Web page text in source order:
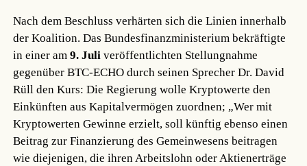
Nach dem Beschluss verhärten sich die Linien innerhalb
der Koalition. Das Bundesfinanzministerium bekräftigte
in einer am9. Juli veröffentlichten Stellungnahme
gegenüber BTC-ECHO durch seinen Sprecher Dr. David
Rüll den Kurs: Die Regierung wolle Kryptowerte den
Einkünften aus Kapitalvermögen zuordnen; „Wer mit
Kryptowerten Gewinne erzielt, soll künftig ebenso einen
Beitrag zur Finanzierung des Gemeinwesens beitragen
wie diejenigen, die ihren Arbeitslohn oder Aktienerträge